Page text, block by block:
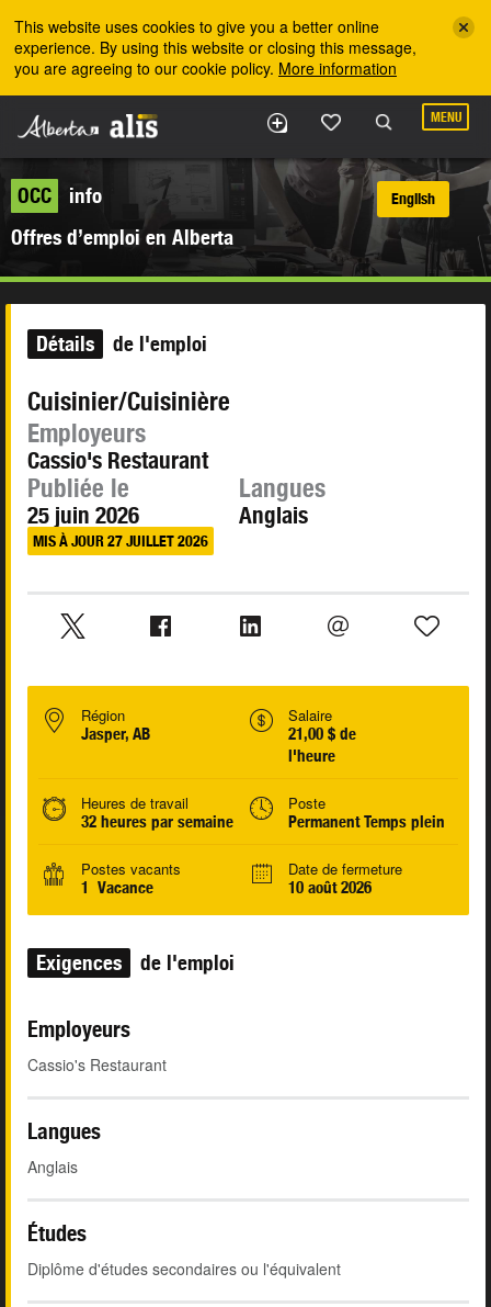
This website uses cookies to give you a better online
experience. By using this website or closing this message,
you are agreeing to our cookie policy. More information
MENU
OCC
info
Offres d’emploi en Alberta
English
Détails de l'emploi
Cuisinier/Cuisinière
Employeurs
Cassio's Restaurant
Publiée le
25 juin 2026
MIS À JOUR 27 JUILLET 2026
Langues
Anglais
Région
Jasper, AB
Salaire
21,00 $ de
l'heure
Heures de travail
32 heures par semaine
Poste
Permanent Temps plein
Postes vacants
1 Vacance
Date de fermeture
10 août 2026
Exigences de l'emploi
Employeurs
Cassio's Restaurant
Langues
Anglais
Études
Diplôme d'études secondaires ou l'équivalent